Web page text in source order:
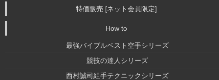
特価販売 [ネット会員限定]
How to
最強バイブルベスト空手シリーズ
競技の達人シリーズ
西村誠司組手テクニックシリーズ